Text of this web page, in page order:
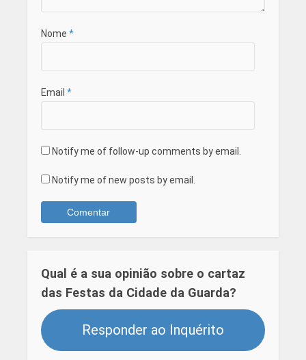
Nome *
Email *
Notify me of follow-up comments by email.
Notify me of new posts by email.
Qual é a sua opinião sobre o cartaz
das Festas da Cidade da Guarda?
Responder ao Inquérito